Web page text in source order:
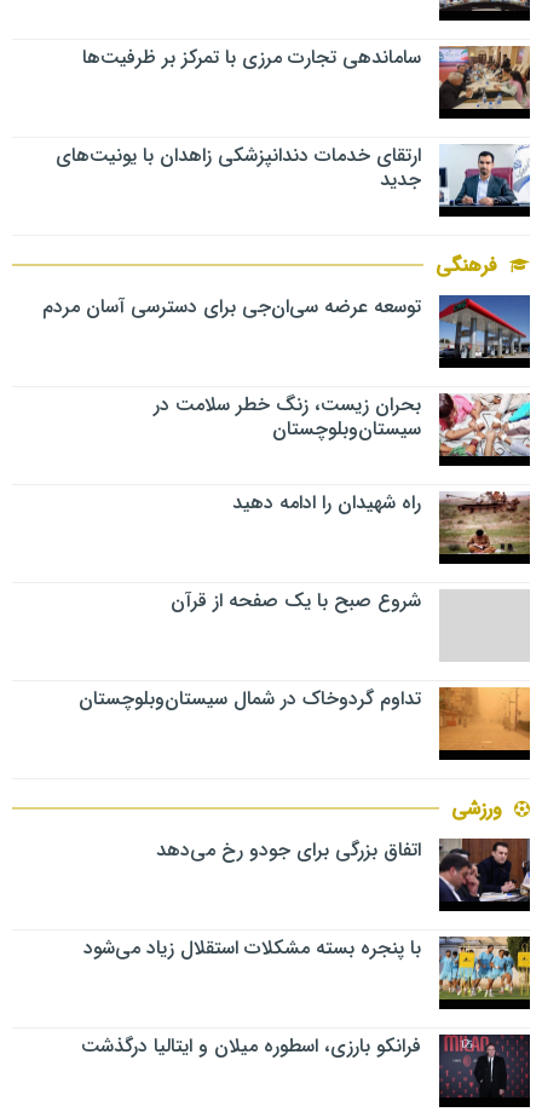
ساماندهی تجارت مرزی با تمرکز بر ظرفیت‌ها
ارتقای خدمات دندانپزشکی زاهدان با یونیت‌های
جدید
فرهنگی
توسعه عرضه سی‌ان‌جی برای دسترسی آسان مردم
بحران زیست، زنگ خطر سلامت در
سیستان‌وبلوچستان
راه شهیدان را ادامه دهید
شروع صبح با یک صفحه از قرآن
تداوم گردوخاک در شمال سیستان‌وبلوچستان
ورزشی
اتفاق بزرگی برای جودو رخ می‌دهد
با پنجره بسته مشکلات استقلال زیاد می‌شود
فرانکو بارزی، اسطوره میلان و ایتالیا درگذشت